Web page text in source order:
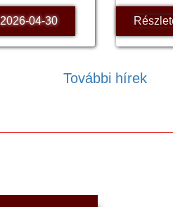
2026-04-30
További hírek